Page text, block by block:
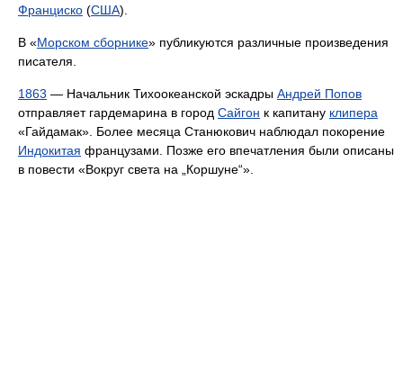
Франциско (США).
В «Морском сборнике» публикуются различные произведения
писателя.
1863 — Начальник Тихоокеанской эскадры Андрей Попов
отправляет гардемарина в город Сайгон к капитану клипера
«Гайдамак». Более месяца Станюкович наблюдал покорение
Индокитая французами. Позже его впечатления были описаны
в повести «Вокруг света на „Коршуне“».